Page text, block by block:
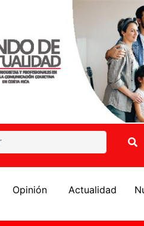
Opinión Actualidad